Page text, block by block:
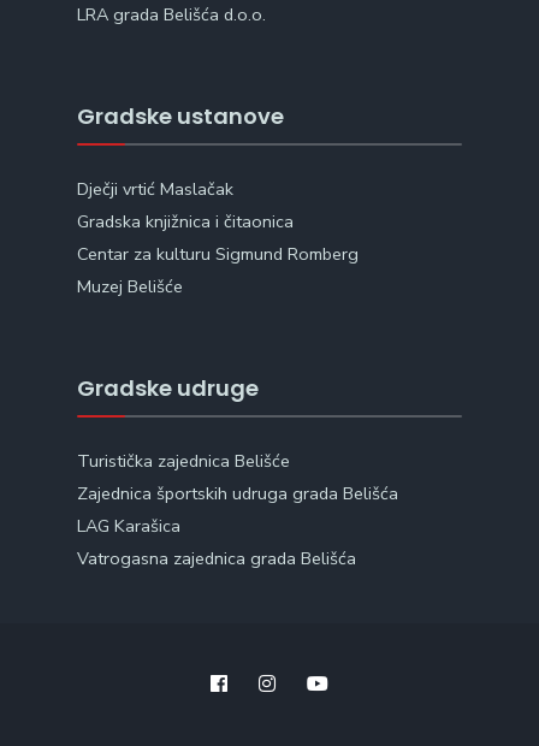
LRA grada Belišća d.o.o.
Gradske ustanove
Dječji vrtić Maslačak
Gradska knjižnica i čitaonica
Centar za kulturu Sigmund Romberg
Muzej Belišće
Gradske udruge
Turistička zajednica Belišće
Zajednica športskih udruga grada Belišća
LAG Karašica
Vatrogasna zajednica grada Belišća